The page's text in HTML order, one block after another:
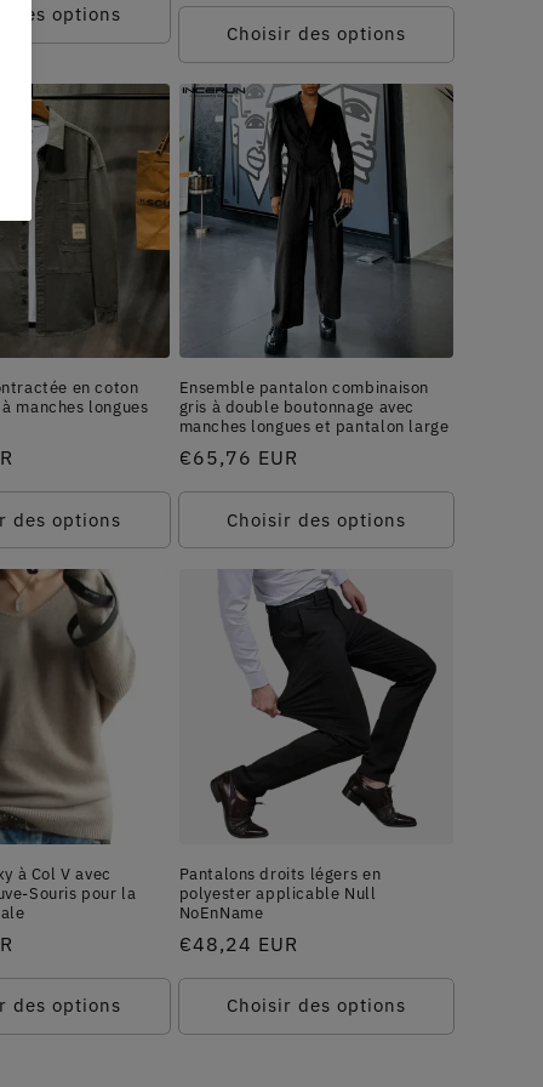
des options
Choisir des options
en coton
manches longues
des options
Ensemble pantalon combinaison
gris à double boutonnage avec
manches longues et pantalon large
Prix
habituel
€65,76 EUR
Choisir des options
à Col V avec
Souris pour la
des options
Pantalons droits légers en
polyester applicable Null
NoEnName
Prix
habituel
€48,24 EUR
Choisir des options